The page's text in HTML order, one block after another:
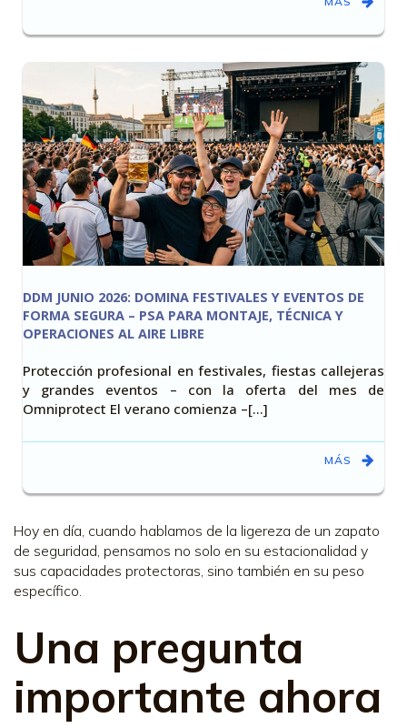
DDM JUNIO 2026: DOMINA FESTIVALES Y EVENTOS DE
FORMA SEGURA – PSA PARA MONTAJE, TÉCNICA Y
OPERACIONES AL AIRE LIBRE
Protección profesional en festivales, fiestas callejeras
y grandes eventos – con la oferta del mes de
Omniprotect El verano comienza –[…]
MÁS
Hoy en día, cuando hablamos de la ligereza de un zapato
de seguridad, pensamos no solo en su estacionalidad y
sus capacidades protectoras, sino también en su peso
específico.
Una pregunta
importante ahora